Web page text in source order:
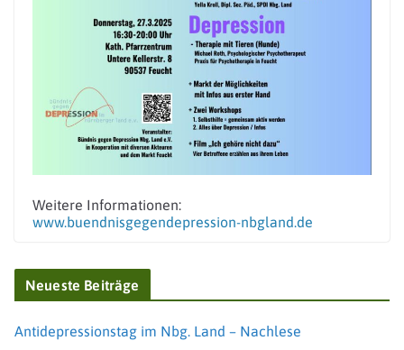
Weitere Informationen:
www.buendnisgegendepression-nbgland.de
← Previous
Next →
Neueste Beiträge
Antidepressionstag im Nbg. Land – Nachlese